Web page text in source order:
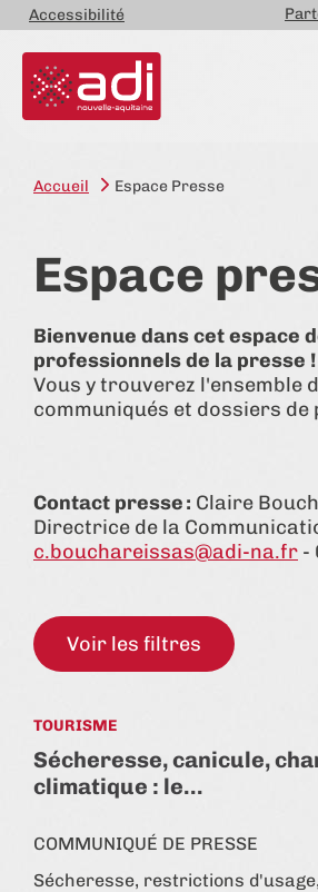
Accessibilité
Accueil Espace Presse
Espace
Bienvenue dans cet espace
professionnels de la presse !
Vous y trouverez l'ensemble
communiqués et dossiers de
Contact presse : Claire
Directrice de la
c.bouchareissas@adi-na.fr -
Voir les filtres
TOURISME
Sécheresse, canicule,
climatique : le…
COMMUNIQUÉ DE PRESSE
Sécheresse, restrictions